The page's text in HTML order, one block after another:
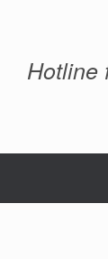
Hotline